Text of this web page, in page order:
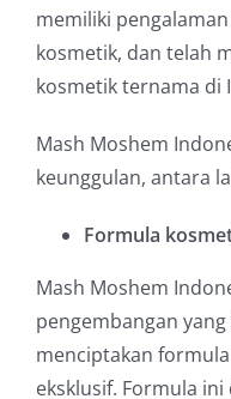
memiliki
kosmetik, dan telah
kosmetik ternama di
Mash Moshem
keunggulan, antara
Formula
Mash Moshem
pengembangan
menciptakan
eksklusif. Formula